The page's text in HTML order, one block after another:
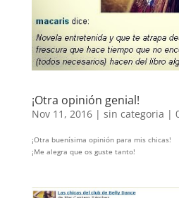
¡Otra opinión genial!
Nov 11, 2016| sin categoria |
¡Otra buenísima opinión para mis chicas!
¡Me alegra que os guste tanto!